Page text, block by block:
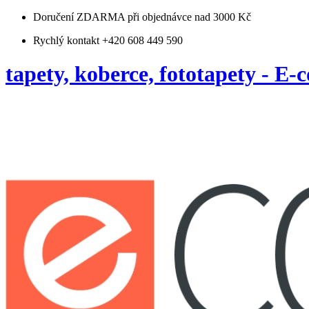
Doručení ZDARMA při objednávce nad 3000 Kč
Rychlý kontakt +420 608 449 590
tapety, koberce, fototapety - E-